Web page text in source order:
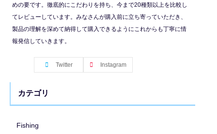
めの要です。徹底的にこだわりを持ち、今まで20種類以上を比較し
てレビューしています。みなさんが購入前に立ち寄っていただき、
製品の理解を深めて納得して購入できるようにこれからも丁寧に情
報発信していきます。
Twitter Instagram
カテゴリ
Fishing